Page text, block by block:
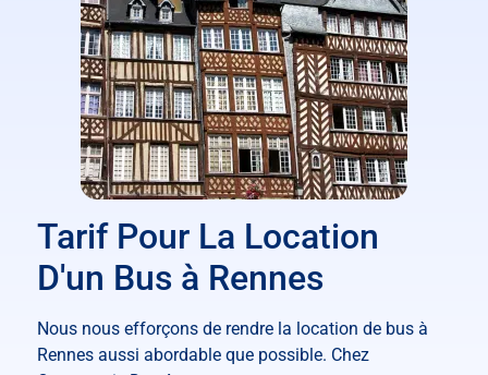
Tarif Pour La Location
D'un Bus à Rennes
Nous nous efforçons de rendre la location de bus à
Rennes aussi abordable que possible. Chez